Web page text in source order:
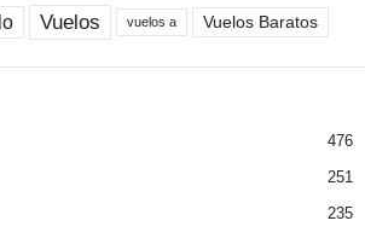
Vuelos vuelos a Vuelos Baratos
476
251
235